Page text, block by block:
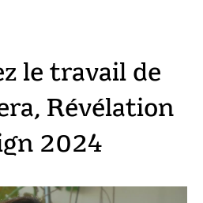
le travail de
Révélation
2024